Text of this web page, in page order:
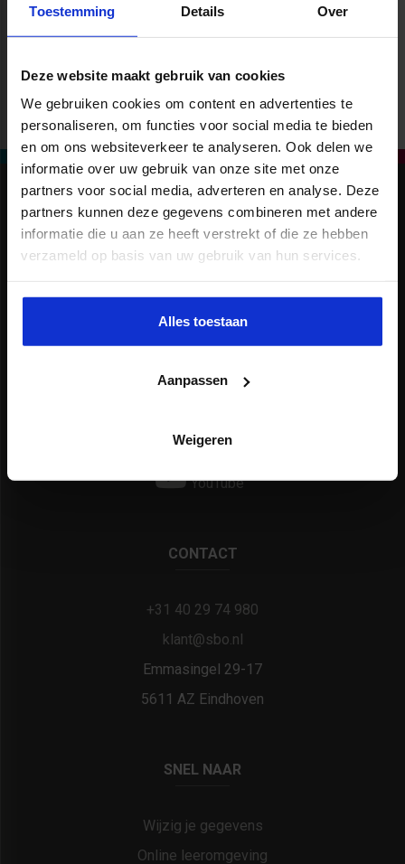
Toestemming Details Over
Deze website maakt gebruik van cookies
We gebruiken cookies om content en advertenties te
personaliseren, om functies voor social media te bieden
en om ons websiteverkeer te analyseren. Ook delen we
informatie over uw gebruik van onze site met onze
partners voor social media, adverteren en analyse. Deze
partners kunnen deze gegevens combineren met andere
informatie die u aan ze heeft verstrekt of die ze hebben
verzameld op basis van uw gebruik van hun services.
Alles toestaan
Aanpassen
Weigeren
Bedrijf en Overheid (SBO) en Secretary
Management Institute (SMI).
LinkedIn
YouTube
CONTACT
+31 40 29 74 980
klant@sbo.nl
Emmasingel 29-17
5611 AZ Eindhoven
SNEL NAAR
Wijzig je gegevens
Online leeromgeving